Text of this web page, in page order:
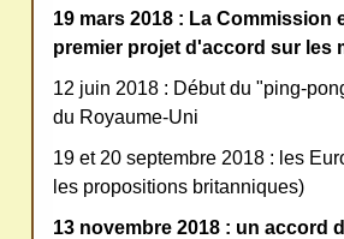
19 mars 2018 : La
premier projet d'accord sur les
12 juin 2018 : Début du "ping-
du Royaume-Uni
19 et 20 septembre 2018 : les
les propositions britanniques)
13 novembre 2018 : un accord